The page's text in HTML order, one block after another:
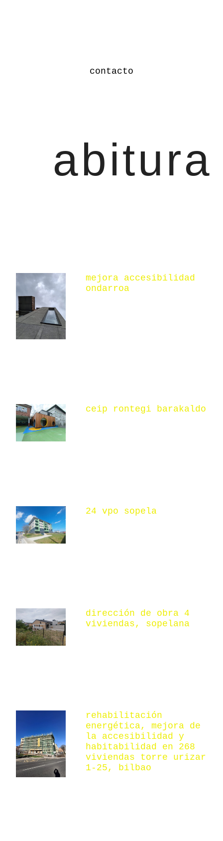
contacto
abitura
mejora accesibilidad
ondarroa
ceip rontegi barakaldo
24 vpo sopela
dirección de obra 4
viviendas, sopelana
rehabilitación
energética, mejora de
la accesibilidad y
habitabilidad en 268
viviendas torre urizar
1-25, bilbao